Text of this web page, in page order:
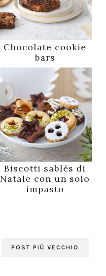
Chocolate cookie
bars
Biscotti sablés di
Natale con un solo
impasto
POST PIÙ VECCHIO